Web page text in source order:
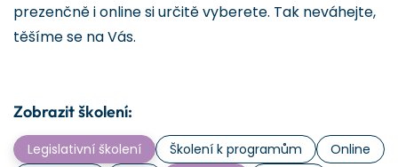
prezenčně i online si určitě vyberete. Tak neváhejte,
těšíme se na Vás.
Zobrazit školení:
Legislativní školení Školení k programům
Online